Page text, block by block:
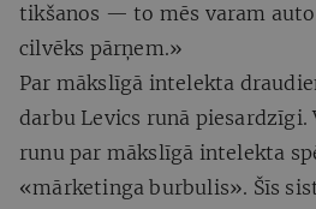
tikšanos — to mēs varam
cilvēks pārņem.»
Par mākslīgā intelekta
darbu Levics runā
runu par mākslīgā intelekta
«mārketinga burbulis». Šīs